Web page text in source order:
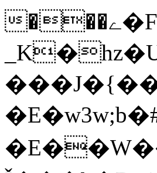
���ے�F�0